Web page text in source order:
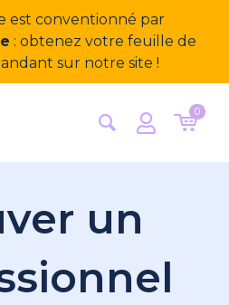
est conventionné par
: obtenez votre feuille de
sur notre site !
0
un